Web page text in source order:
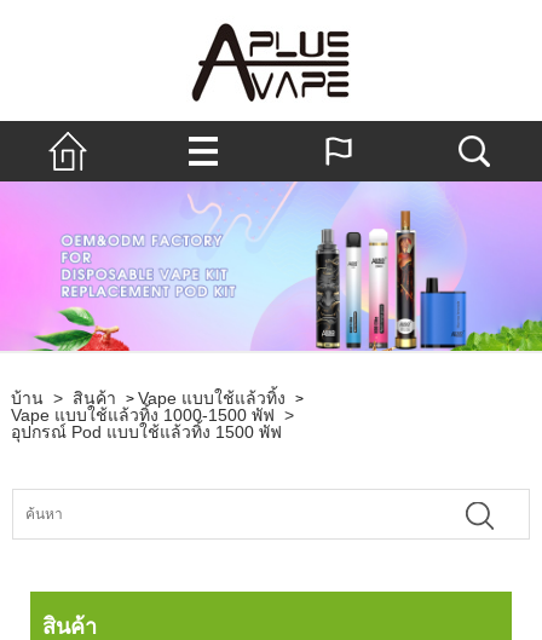
บ้าน > สินค้า > Vape แบบใช้แล้วทิ้ง >
Vape แบบใช้แล้วทิ้ง 1000-1500 พัฟ >
อุปกรณ์ Pod แบบใช้แล้วทิ้ง 1500 พัฟ
สินค้า